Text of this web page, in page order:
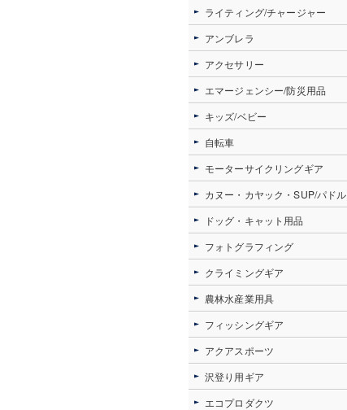
ライティング/チャージャー
アンブレラ
アクセサリー
エマージェンシー/防災用品
キッズ/ベビー
自転車
モーターサイクリングギア
カヌー・カヤック・SUP/パドル
ドッグ・キャット用品
フォトグラフィング
クライミングギア
農林水産業用具
フィッシングギア
アクアスポーツ
沢登り用ギア
エコプロダクツ